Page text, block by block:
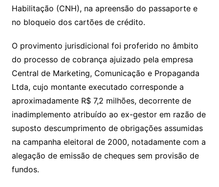
Habilitação (CNH), na apreensão do passaporte e
no bloqueio dos cartões de crédito.
O provimento jurisdicional foi proferido no âmbito
do processo de cobrança ajuizado pela empresa
Central de Marketing, Comunicação e Propaganda
Ltda, cujo montante executado corresponde a
aproximadamente R$ 7,2 milhões, decorrente de
inadimplemento atribuído ao ex-gestor em razão de
suposto descumprimento de obrigações assumidas
na campanha eleitoral de 2000, notadamente com a
alegação de emissão de cheques sem provisão de
fundos.